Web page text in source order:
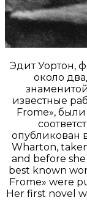
Эдит Уортон,
около
известные
Frome», были
опубликован
Wharton,
and before
best known
Frome» were
Her first novel